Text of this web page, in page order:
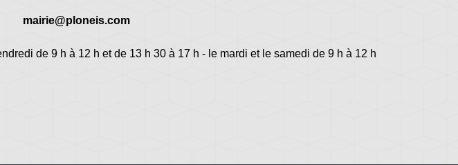
mairie@ploneis.com
de 9 h à 12 h et de 13 h 30 à 17 h - le mardi et le samedi de 9 h à 12 h